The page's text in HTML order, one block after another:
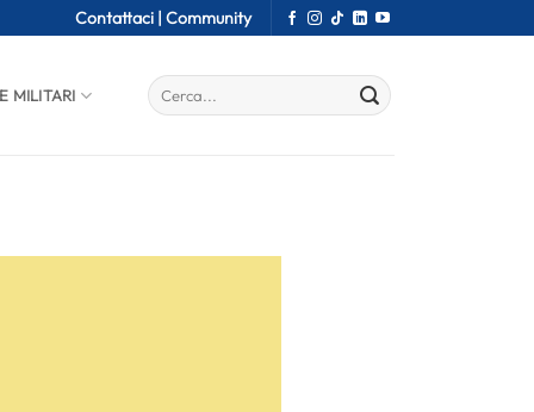
Contattaci | Community
MILITARI